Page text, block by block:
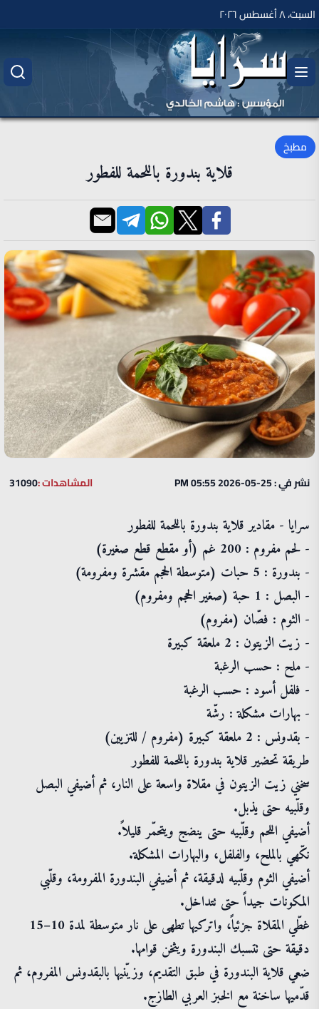
السبت، ٨ أغسطس ٢٠٢٦
مطبخ
قلاية بندورة باللحمة للفطور
نشر في : 25-05-2026 05:55 PM المشاهدات :31090
سرايا - مقادير قلاية بندورة باللحمة للفطور
- لحم مفروم : 200 غم (أو مقطع قطع صغيرة)
- بندورة : 5 حبات (متوسطة الحجم مقشرة ومفرومة)
- البصل : 1 حبة (صغير الحجم ومفروم)
- الثوم : فصّان (مفروم)
- زيت الزيتون : 2 ملعقة كبيرة
- ملح : حسب الرغبة
- فلفل أسود : حسب الرغبة
- بهارات مشكلة : رشّة
- بقدونس : 2 ملعقة كبيرة (مفروم / للتزيين)
طريقة تحضير قلاية بندورة باللحمة للفطور
سخني زيت الزيتون في مقلاة واسعة على النار، ثم أضيفي البصل
وقلّبيه حتى يذبل.
أضيفي اللحم وقلّبيه حتى ينضج ويتحمّر قليلاً.
نكّهي بالملح، والفلفل، والبهارات المشكلة.
أضيفي الثوم وقلّبيه لدقيقة، ثم أضيفي البندورة المفرومة، وقلّبي
المكونات جيداً حتى تتداخل.
غطّي المقلاة جزئياً، واتركيها تطهى على نار متوسطة لمدة 10–15
دقيقة حتى تتسبك البندورة ويثخن قوامها.
ضعي قلاية البندورة في طبق التقديم، وزيّنيها بالبقدونس المفروم، ثم
قدّميها ساخنة مع الخبز العربي الطازج.